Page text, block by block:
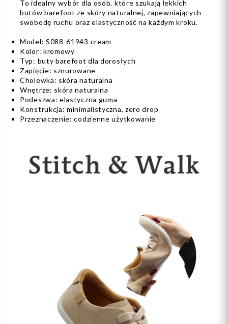
To idealny wybór dla osób, które szukają lekkich
butów barefoot ze skóry naturalnej, zapewniających
swobodę ruchu oraz elastyczność na każdym kroku.
Model: S088-61943 cream
Kolor: kremowy
Typ: buty barefoot dla dorosłych
Zapięcie: sznurowane
Cholewka: skóra naturalna
Wnętrze: skóra naturalna
Podeszwa: elastyczna guma
Konstrukcja: minimalistyczna, zero drop
Przeznaczenie: codzienne użytkowanie